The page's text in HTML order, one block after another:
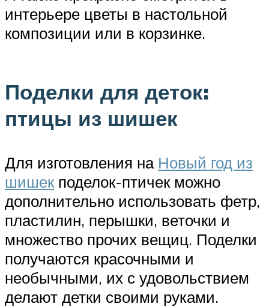
интерьере цветы в настольной
композиции или в корзинке.
Поделки для деток:
птицы из шишек
Для изготовления на Новый год из
шишек поделок-птичек можно
дополнительно использовать фетр,
пластилин, перышки, веточки и
множество прочих вещиц. Поделки
получаются красочными и
необычными, их с удовольствием
делают детки своими руками.